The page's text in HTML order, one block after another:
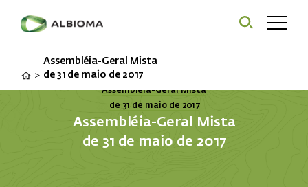
>
Assembléia-Geral Mista
de 31 de maio de 2017
Assembléia-Geral Mista
de 31 de maio de 2017
Assembléia-Geral Mista
de 31 de maio de 2017